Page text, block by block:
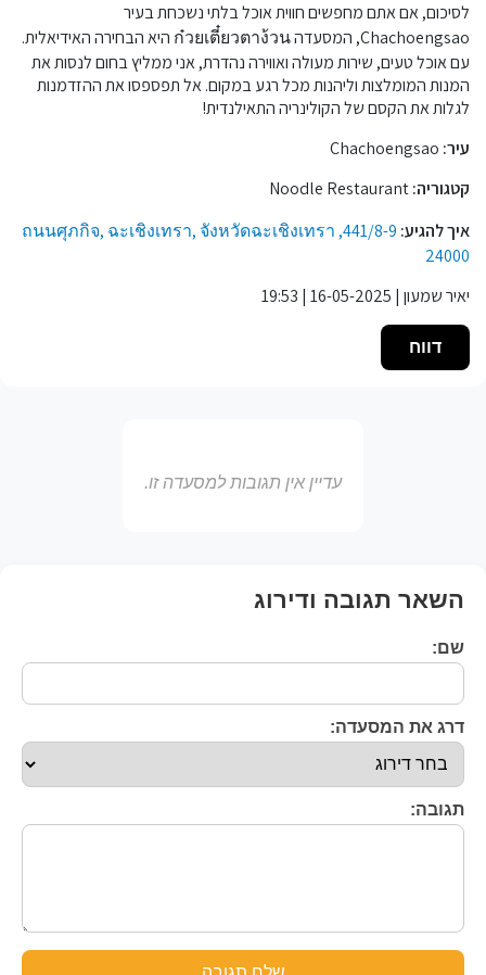
לסיכום, אם אתם מחפשים חווית אוכל בלתי נשכחת בעיר
Chachoengsao, המסעדה ก๋วยเตี๋ยวตาง้วน היא הבחירה האידיאלית.
עם אוכל טעים, שירות מעולה ואווירה נהדרת, אני ממליץ בחום לנסות את
המנות המומלצות וליהנות מכל רגע במקום. אל תפספסו את ההזדמנות
לגלות את הקסם של הקולינריה התאילנדית!
עיר:
קטגוריה:
איך להגיע:
441/8-9, ถนนศุภกิจ, ฉะเชิงเทรา, จังหวัดฉะเชิงเทรา
24000
יאיר שמעון | 16-05-2025 | 19:53
דווח
עדיין אין תגובות למסעדה זו.
השאר תגובה ודירוג
שם:
דרג את המסעדה:
תגובה: